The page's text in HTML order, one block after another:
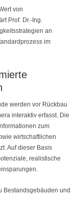
von
Prof. Dr.-Ing.
an
im
werden vor Rückbau
interaktiv erfasst. Die
zum
wirtschaftlichen
Auf dieser Basis
realistische
Bestandsgebäuden und